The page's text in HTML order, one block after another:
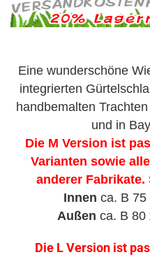
Eine wunderschöne
integrierten
handbemalten
und in
Die M Version ist
Varianten sowie
anderer Fabrikate.
Innen ca. B 75
Außen ca. B 80
Die L Version ist